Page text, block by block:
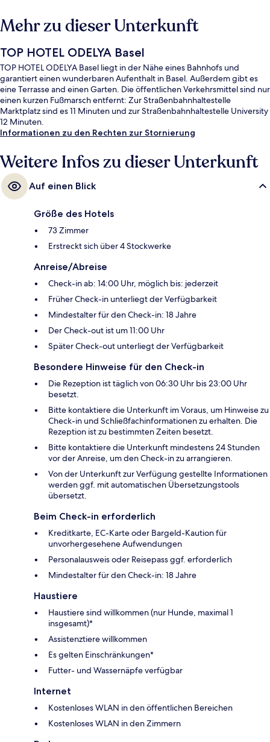
Mehr zu dieser Unterkunft
TOP HOTEL ODELYA Basel
TOP HOTEL ODELYA Basel liegt in der Nähe eines Bahnhofs und
garantiert einen wunderbaren Aufenthalt in Basel. Außerdem gibt es
eine Terrasse and einen Garten. Die öffentlichen Verkehrsmittel sind nur
einen kurzen Fußmarsch entfernt: Zur Straßenbahnhaltestelle
Marktplatz sind es 11 Minuten und zur Straßenbahnhaltestelle University
12 Minuten.
Informationen zu den Rechten zur Stornierung
Weitere Infos zu dieser Unterkunft
Auf einen Blick
Größe des Hotels
73 Zimmer
Erstreckt sich über 4 Stockwerke
Anreise/Abreise
Check-in ab: 14:00 Uhr, möglich bis: jederzeit
Früher Check-in unterliegt der Verfügbarkeit
Mindestalter für den Check-in: 18 Jahre
Der Check-out ist um 11:00 Uhr
Später Check-out unterliegt der Verfügbarkeit
Besondere Hinweise für den Check-in
Die Rezeption ist täglich von 06:30 Uhr bis 23:00 Uhr
besetzt.
Bitte kontaktiere die Unterkunft im Voraus, um Hinweise zu
Check-in und Schließfachinformationen zu erhalten. Die
Rezeption ist zu bestimmten Zeiten besetzt.
Bitte kontaktiere die Unterkunft mindestens 24 Stunden
vor der Anreise, um den Check-in zu arrangieren.
Von der Unterkunft zur Verfügung gestellte Informationen
werden ggf. mit automatischen Übersetzungstools
übersetzt.
Beim Check-in erforderlich
Kreditkarte, EC-Karte oder Bargeld-Kaution für
unvorhergesehene Aufwendungen
Personalausweis oder Reisepass ggf. erforderlich
Mindestalter für den Check-in: 18 Jahre
Haustiere
Haustiere sind willkommen (nur Hunde, maximal 1
insgesamt)*
Assistenztiere willkommen
Es gelten Einschränkungen*
Futter- und Wassernäpfe verfügbar
Internet
Kostenloses WLAN in den öffentlichen Bereichen
Kostenloses WLAN in den Zimmern